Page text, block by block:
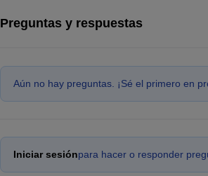
Preguntas y respuestas
Aún no hay preguntas. ¡Sé el primero en
Iniciar sesiónpara hacer o responder